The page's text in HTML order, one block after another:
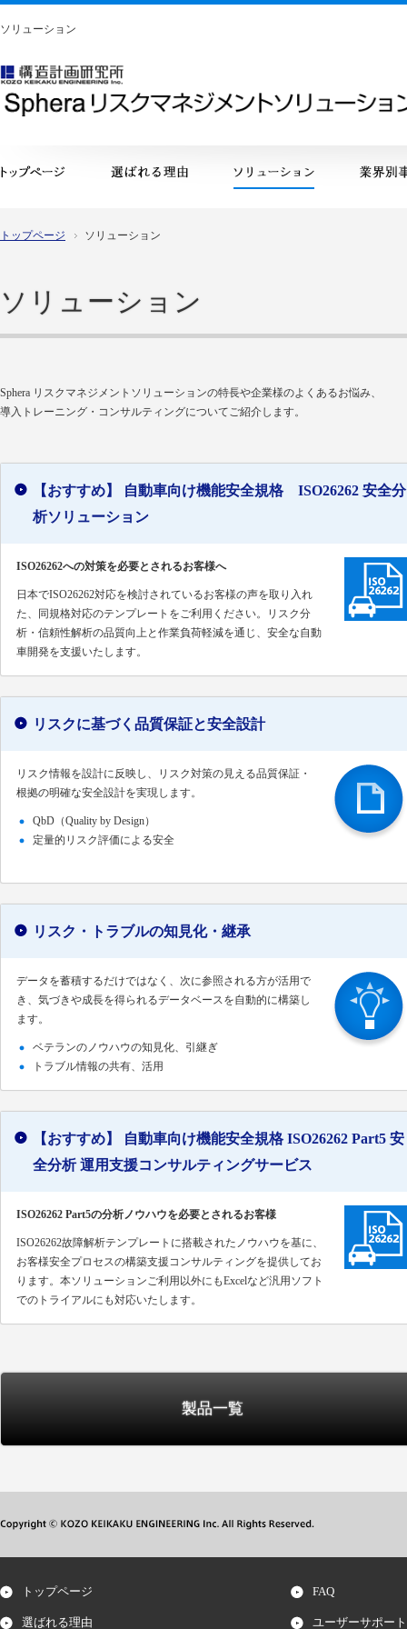
ソリューション
トップページ ソリューション
ソリューション
Sphera リスクマネジメントソリューションの特長や企業様のよくあるお悩み、
導入トレーニング・コンサルティングについてご紹介します。
【おすすめ】 自動車向け機能安全規格 ISO26262 安全分
析ソリューション
ISO26262への対策を必要とされるお客様へ
日本でISO26262対応を検討されているお客様の声を取り入れ
た、同規格対応のテンプレートをご利用ください。リスク分
析・信頼性解析の品質向上と作業負荷軽減を通じ、安全な自動
車開発を支援いたします。
リスクに基づく品質保証と安全設計
リスク情報を設計に反映し、リスク対策の見える品質保証・
根拠の明確な安全設計を実現します。
QbD（Quality by Design）
定量的リスク評価による安全
リスク・トラブルの知見化・継承
データを蓄積するだけではなく、次に参照される方が活用で
き、気づきや成長を得られるデータベースを自動的に構築し
ます。
ベテランのノウハウの知見化、引継ぎ
トラブル情報の共有、活用
【おすすめ】 自動車向け機能安全規格 ISO26262 Part5 安
全分析 運用支援コンサルティングサービス
ISO26262 Part5の分析ノウハウを必要とされるお客様
ISO26262故障解析テンプレートに搭載されたノウハウを基に、
お客様安全プロセスの構築支援コンサルティングを提供してお
ります。本ソリューションご利用以外にもExcelなど汎用ソフト
でのトライアルにも対応いたします。
製品一覧
トップページ
選ばれる理由
FAQ
ユーザーサポート